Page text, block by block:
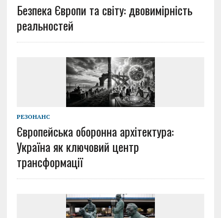
Безпека Європи та світу: двовимірність
реальностей
РЕЗОНАНС
Європейська оборонна архітектура:
Україна як ключовий центр
трансформації